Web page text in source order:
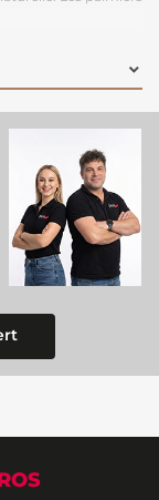
vivante,
à toute pièce.